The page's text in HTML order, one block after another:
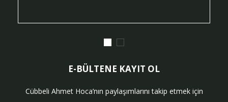
E-BÜLTENE KAYIT OL
Cübbeli Ahmet Hoca’nın paylaşımlarını takip etmek için